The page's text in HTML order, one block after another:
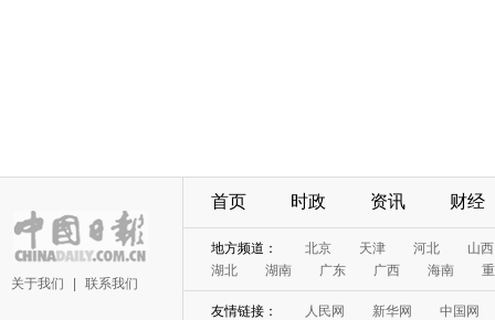
关于我们 联系我们
首页 时政 资讯 财经
地方频道： 北京 天津 河北
山西
湖北
湖南 广东 广西 海南
友情链接： 人民网 新华网
中国网